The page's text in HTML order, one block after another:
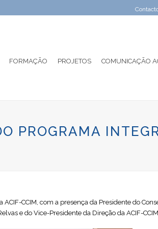
FORMAÇÃO PROJETOS COMUNICAÇÃO
PROGRAMA
CCIM, com a presença da Presidente do
e do Vice-Presidente da Direção da ACIF-